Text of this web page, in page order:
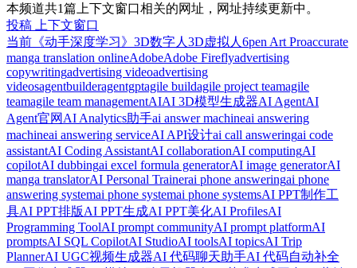
本频道共1篇上下文窗口相关的网址，网址持续更新中。
投稿 上下文窗口
当前 《动手深度学习》 3D数字人 3D虚拟人 6pen Art Proaccurate
manga translation onlineAdobeAdobe Fireflyadvertising
copywritingadvertising videoadvertising
videosagentbuilderagentgptagile buildagile project teamagile
teamagile team managementAIAI 3D模型生成器AI AgentAI
Agent官网 AI Analytics助手ai answer machineai answering
machineai answering serviceAI API设计ai call answeringai code
assistantAI Coding AssistantAI collaborationAI computingAI
copilotAI dubbingai excel formula generatorAI image generatorAI
manga translatorAI Personal Trainerai phone answeringai phone
answering systemai phone systemai phone systemsAI PPT制作工
具AI PPT排版AI PPT生成AI PPT美化AI ProfilesAI
Programming ToolAI prompt communityAI prompt platformAI
promptsAI SQL CopilotAI StudioAI toolsAI topicsAI Trip
PlannerAI UGC视频生成器AI 代码聊天助手AI 代码自动补全